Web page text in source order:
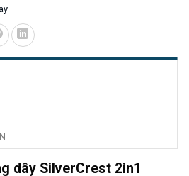
dây SilverCrest 2in1